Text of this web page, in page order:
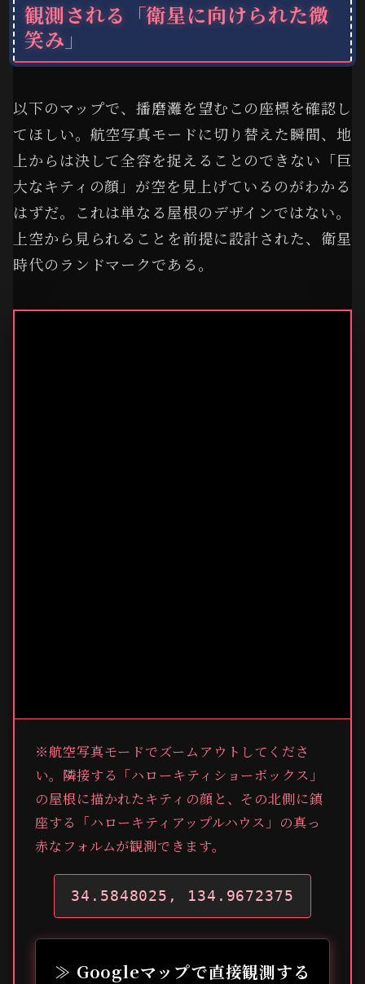
観測される「衛星に向けられた微
笑み」
以下のマップで、播磨灘を望むこの座標を確認し
てほしい。航空写真モードに切り替えた瞬間、地
上からは決して全容を捉えることのできない「巨
大なキティの顔」が空を見上げているのがわかる
はずだ。これは単なる屋根のデザインではない。
上空から見られることを前提に設計された、衛星
時代のランドマークである。
※航空写真モードでズームアウトしてくださ
い。隣接する「ハローキティショーボックス」
の屋根に描かれたキティの顔と、その北側に鎮
座する「ハローキティアップルハウス」の真っ
赤なフォルムが観測できます。
34.5848025, 134.9672375
≫ Googleマップで直接観測する